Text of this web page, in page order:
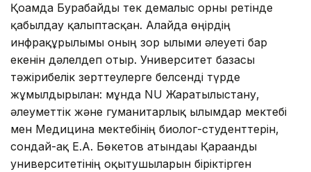
Қоғамда Бурабайды тек демалыс орны ретінде
қабылдау қалыптасқан. Алайда өңірдің
инфрақұрылымы оның зор ғылыми әлеуеті бар
екенін дәлелдеп отыр. Университет базасы
тәжірибелік зерттеулерге белсенді түрде
жұмылдырылған: мұнда NU Жаратылыстану,
әлеуметтік және гуманитарлық ғылымдар мектебі
мен Медицина мектебінің биолог-студенттерін,
сондай-ақ Е.А. Бөкетов атындағы Қарағанды
университетінің оқытушыларын біріктірген